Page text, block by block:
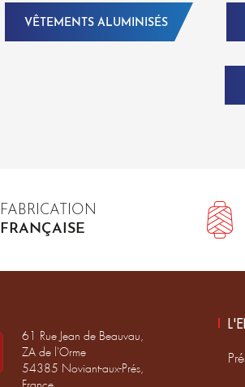
VÊTEMENTS ALUMINISÉS
FABRICATION
FRANÇAISE
61 Rue Jean de Beauvau,
ZA de l'Orme
54385 Noviant-aux-Prés,